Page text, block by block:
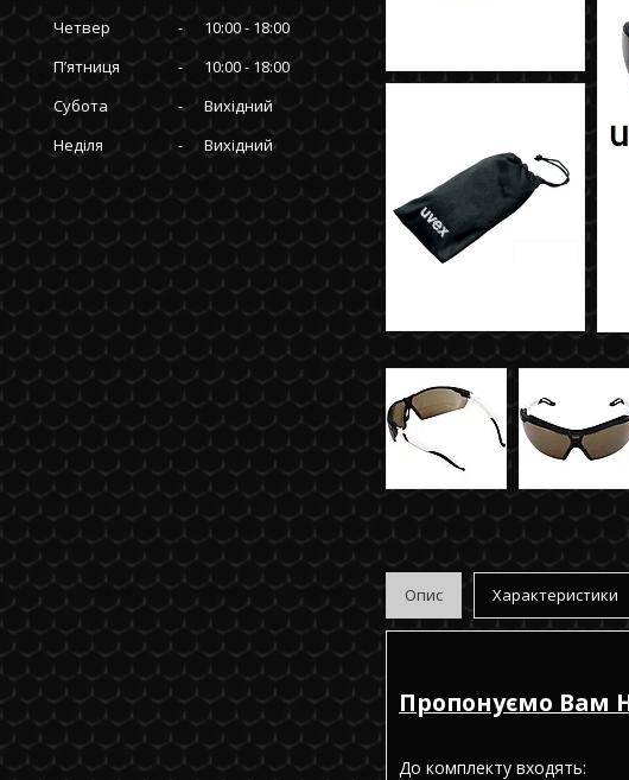
Четвер
10:00
18:00
Пʼятниця
10:00
18:00
Субота
Вихідний
Неділя
Вихідний
Опис Характеристики
Пропонуємо Вам
До комплекту входять: